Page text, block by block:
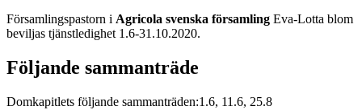
Församlingspastorn i Agricola svenska församling Eva-Lotta blom
beviljas tjänstledighet 1.6-31.10.2020.
Följande sammanträde
Domkapitlets följande sammanträden:1.6, 11.6, 25.8